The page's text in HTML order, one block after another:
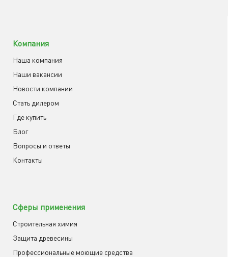
Компания
Наша компания
Наши вакансии
Новости компании
Cтать дилером
Где купить
Блог
Вопросы и ответы
Контакты
Сферы применения
Строительная химия
Защита древесины
Профессиональные моющие средства